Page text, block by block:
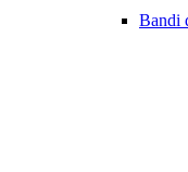
Bandi